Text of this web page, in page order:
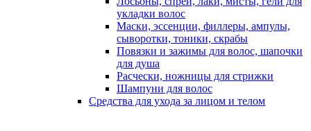
укладки волос
Маски, эссенции, филлеры, ампулы,
сыворотки, тоники, скрабы
Повязки и зажимы для волос, шапочки
для душа
Расчески, ножницы для стрижки
Шампуни для волос
Средства для ухода за лицом и телом